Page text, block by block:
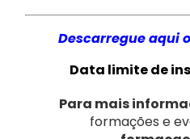
Descarregue aqui
Data limite de
Para mais
formações e